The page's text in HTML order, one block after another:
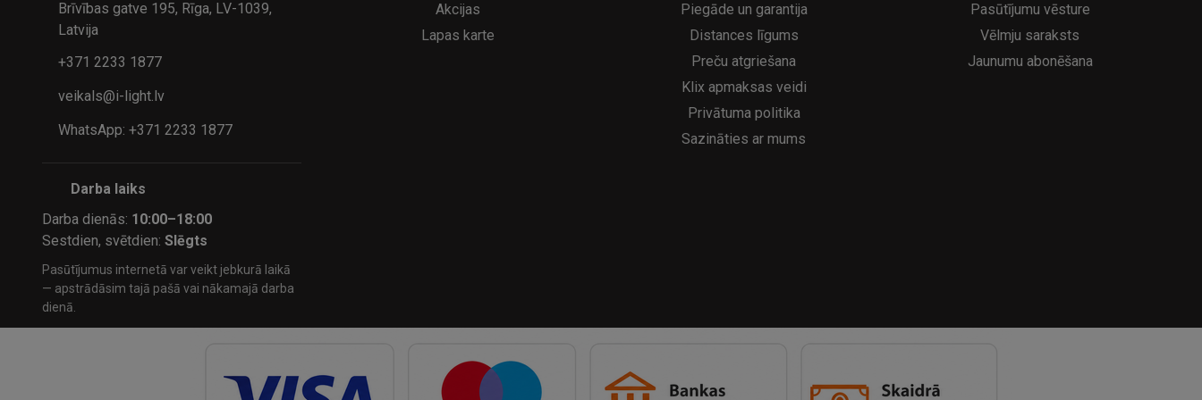
Brīvības gatve 195, Rīga, LV-1039,
Latvija
+371 2233 1877
veikals@i-light.lv
WhatsApp: +371 2233 1877
Darba laiks
Darba dienās: 10:00–18:00
Sestdien, svētdien:Slēgts
Pasūtījumus internetā var veikt jebkurā laikā
— apstrādāsim tajā pašā vai nākamajā darba
dienā.
Akcijas
Lapas karte
Piegāde un garantija
Distances līgums
Preču atgriešana
Klix apmaksas veidi
Privātuma politika
Sazināties ar mums
Pasūtījumu vēsture
Vēlmju saraksts
Jaunumu abonēšana